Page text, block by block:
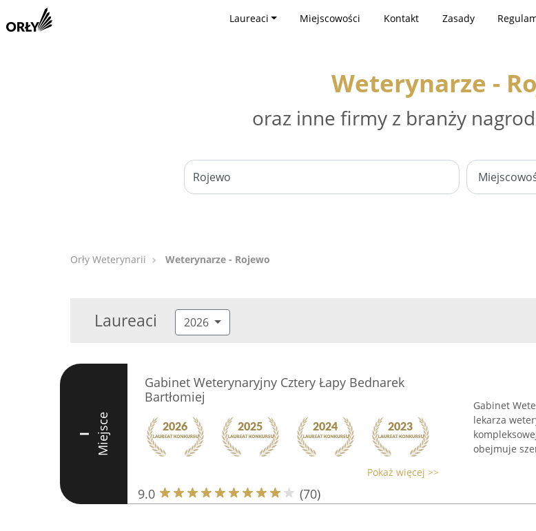
Laureaci Miejscowości Kontakt Zasady
Weterynarze -
oraz inne firmy z branży
Orły Weterynarii Weterynarze - Rojewo
Laureaci 2026
I Miejsce
Gabinet Weterynaryjny Cztery Łapy Bednarek
Bartłomiej
Pokaż więcej >>
9.0 (70)
Gabinet
lekarza
obejmuje